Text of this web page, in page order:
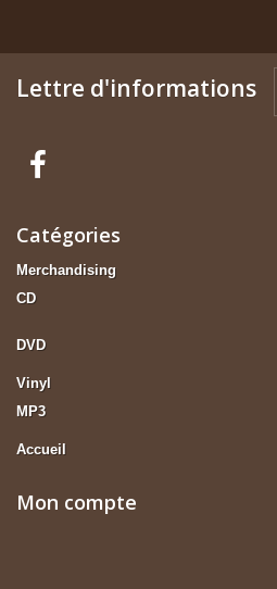
Lettre d'informations
Catégories
Merchandising
CD
DVD
Vinyl
MP3
Accueil
Mon compte